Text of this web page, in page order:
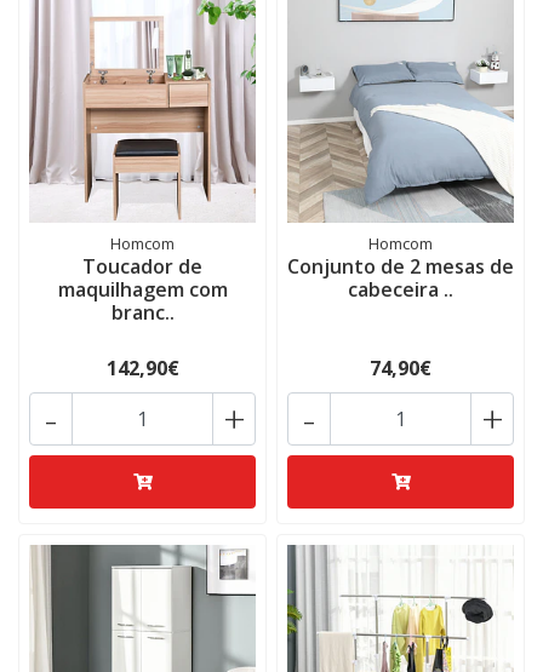
Homcom
Toucador de
maquilhagem com
branc..
142,90€
+
-
Homcom
Conjunto de 2 mesas de
cabeceira ..
74,90€
+
-